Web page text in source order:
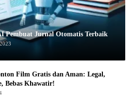
Pembuat Jurnal Otomatis Terbaik
Film Gratis dan Aman: Legal,
Bebas Khawatir!